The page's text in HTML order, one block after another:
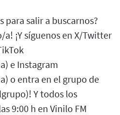
para salir a buscarnos?
a! ¡Y síguenos en X/Twitter
e Instagram
o entra en el grupo de
Y todos los
9:00 h en Vinilo FM